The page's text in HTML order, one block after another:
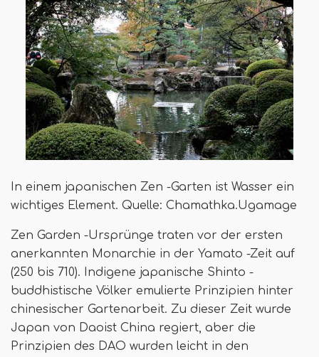
In einem japanischen Zen -Garten ist Wasser ein
wichtiges Element. Quelle: Chamathka.Ugamage
Zen Garden -Ursprünge traten vor der ersten
anerkannten Monarchie in der Yamato -Zeit auf
(250 bis 710). Indigene japanische Shinto -
buddhistische Völker emulierte Prinzipien hinter
chinesischer Gartenarbeit. Zu dieser Zeit wurde
Japan von Daoist China regiert, aber die
Prinzipien des DAO wurden leicht in den